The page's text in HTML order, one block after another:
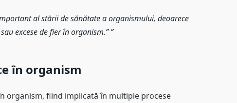
al stării de sănătate a organismului, deoarece
excese de fier în organism.”
în organism
organism, fiind implicată în multiple procese